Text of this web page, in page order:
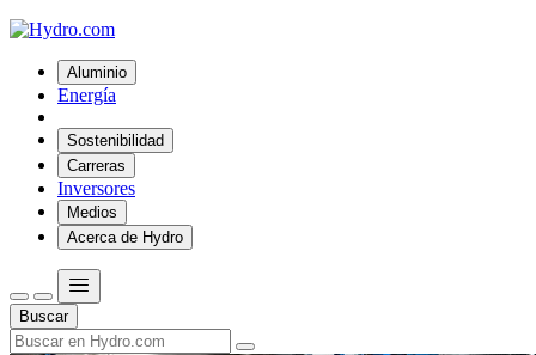
Aluminio
Energía
Sostenibilidad
Carreras
Inversores
Medios
Acerca de Hydro
Buscar